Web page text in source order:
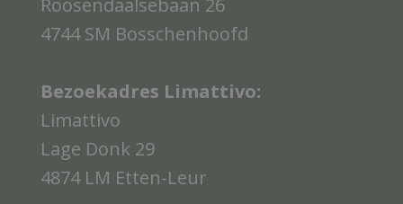
Roosendaalsebaan 26
4744 SM Bosschenhoofd
Bezoekadres Limattivo:
Limattivo
Lage Donk 29
4874 LM Etten-Leur